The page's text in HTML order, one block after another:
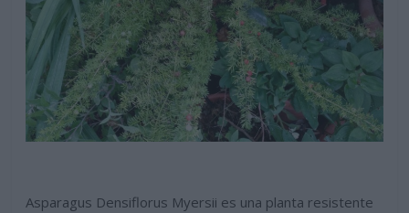
Asparagus Densiflorus Myersii es una planta resistente